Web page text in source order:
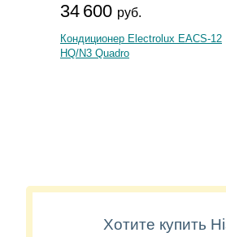
34 600 руб.
Кондиционер Electrolux EACS-12
HQ/N3 Quadro
Хотите купить